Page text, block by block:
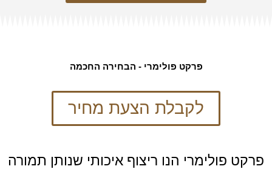
פרקט פולימרי - הבחירה החכמה
לקבלת הצעת מחיר
פרקט פולימרי הנו ריצוף איכותי שנותן תמורה